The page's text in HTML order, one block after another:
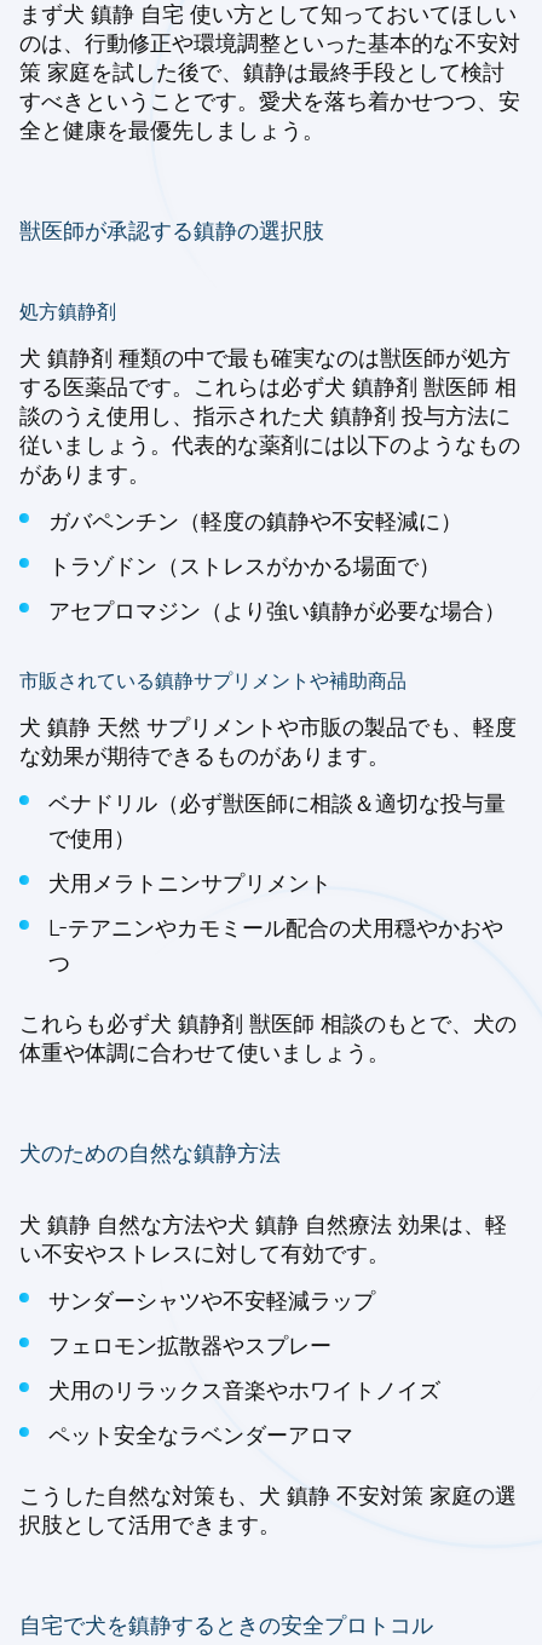
まず犬 鎮静 自宅 使い方として知っておいてほしい
のは、行動修正や環境調整といった基本的な不安対
策 家庭を試した後で、鎮静は最終手段として検討
すべきということです。愛犬を落ち着かせつつ、安
全と健康を最優先しましょう。
獣医師が承認する鎮静の選択肢
処方鎮静剤
犬 鎮静剤 種類の中で最も確実なのは獣医師が処方
する医薬品です。これらは必ず犬 鎮静剤 獣医師 相
談のうえ使用し、指示された犬 鎮静剤 投与方法に
従いましょう。代表的な薬剤には以下のようなもの
があります。
ガバペンチン（軽度の鎮静や不安軽減に）
トラゾドン（ストレスがかかる場面で）
アセプロマジン（より強い鎮静が必要な場合）
市販されている鎮静サプリメントや補助商品
犬 鎮静 天然 サプリメントや市販の製品でも、軽度
な効果が期待できるものがあります。
ベナドリル（必ず獣医師に相談＆適切な投与量
で使用）
犬用メラトニンサプリメント
L-テアニンやカモミール配合の犬用穏やかおや
つ
これらも必ず犬 鎮静剤 獣医師 相談のもとで、犬の
体重や体調に合わせて使いましょう。
犬のための自然な鎮静方法
犬 鎮静 自然な方法や犬 鎮静 自然療法 効果は、軽
い不安やストレスに対して有効です。
サンダーシャツや不安軽減ラップ
フェロモン拡散器やスプレー
犬用のリラックス音楽やホワイトノイズ
ペット安全なラベンダーアロマ
こうした自然な対策も、犬 鎮静 不安対策 家庭の選
択肢として活用できます。
自宅で犬を鎮静するときの安全プロトコル